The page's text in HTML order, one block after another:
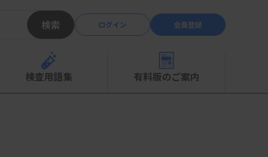
検索 ログイン 会員登録
検査用語集 有料版のご案内